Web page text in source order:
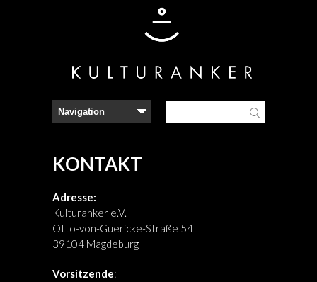
KONTAKT
Adresse:
Kulturanker e.V.
Otto-von-Guericke-Straße 54
39104 Magdeburg
Vorsitzende: